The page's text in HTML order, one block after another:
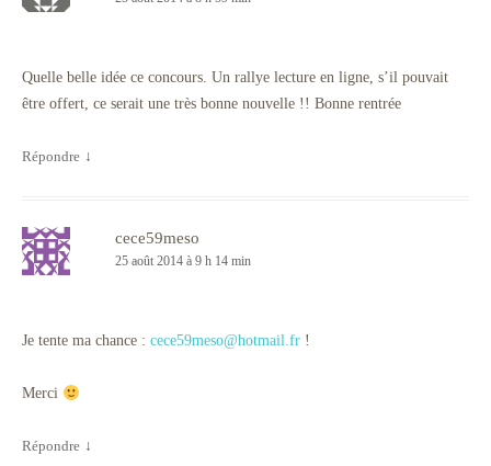
Quelle belle idée ce concours. Un rallye lecture en ligne, s’il pouvait
être offert, ce serait une très bonne nouvelle !! Bonne rentrée
Répondre ↓
cece59meso
25 août 2014 à 9 h 14 min
Je tente ma chance : cece59meso@hotmail.fr !
Merci
Répondre ↓